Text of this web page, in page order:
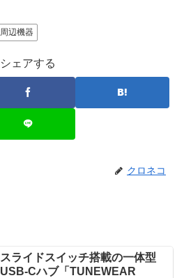
周辺機器
シェアする
クロネコ
スライドスイッチ搭載の一体型
USB-Cハブ「TUNEWEAR